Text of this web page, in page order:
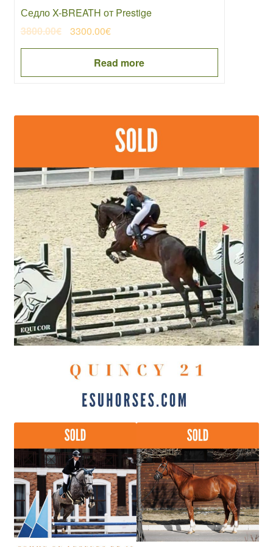
Седло X-BREATH от Prestige
3800.00€
Original
price
3800.00€.
3300.00€Current
price
is:
3300.00€.
Read more